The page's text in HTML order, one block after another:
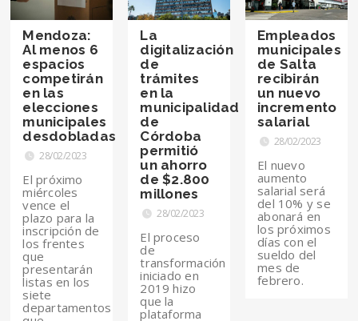
Mendoza:
Al menos 6
espacios
competirán
en las
elecciones
municipales
desdobladas
28/02/2023
El próximo
miércoles
vence el
plazo para la
inscripción de
los frentes
que
presentarán
listas en los
siete
departamentos
La
digitalización
de
trámites
en la
municipalidad
de
Córdoba
permitió
un ahorro
de $2.800
millones
28/02/2023
El proceso
de
transformación
iniciado en
2019 hizo
que la
plataforma
Empleados
municipales
de Salta
recibirán
un nuevo
incremento
salarial
28/02/2023
El nuevo
aumento
salarial será
del 10% y se
abonará en
los próximos
días con el
sueldo del
mes de
febrero.